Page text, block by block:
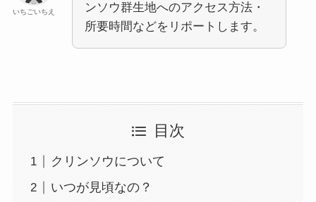
いちごいちえ
ンソウ群生地へのアクセス方法・
所要時間などをリポートします。
目次
クリンソウについて
いつが見頃なの？